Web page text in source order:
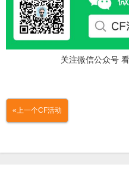
关注微信公众号
«上一个CF活动